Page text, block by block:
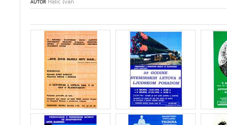
AUTOR Halić Ivan